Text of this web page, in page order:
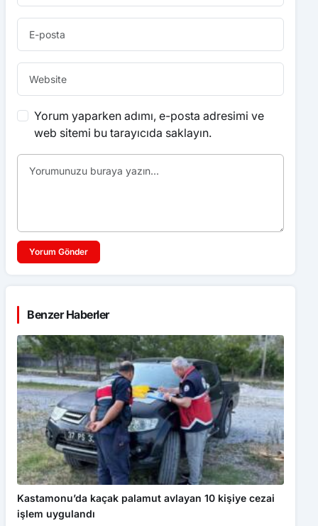
Yorum yaparken adımı, e-posta adresimi ve
web sitemi bu tarayıcıda saklayın.
Yorum Gönder
Benzer Haberler
Kastamonu’da kaçak palamut avlayan 10 kişiye cezai
işlem uygulandı